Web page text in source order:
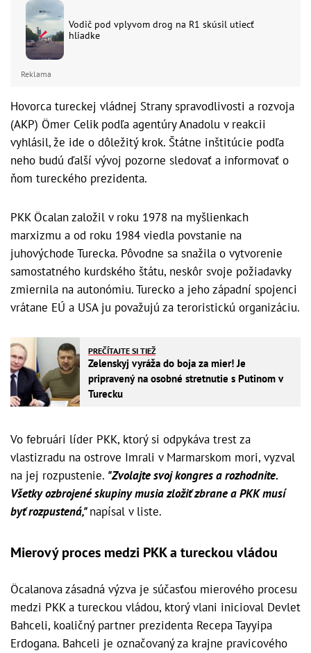
Vodič pod vplyvom drog na R1 skúsil utiecť
hliadke
Reklama
Hovorca tureckej vládnej Strany spravodlivosti a rozvoja
(AKP) Ömer Celik podľa agentúry Anadolu v reakcii
vyhlásil, že ide o dôležitý krok. Štátne inštitúcie podľa
neho budú ďalší vývoj pozorne sledovať a informovať o
ňom tureckého prezidenta.
PKK Öcalan založil v roku 1978 na myšlienkach
marxizmu a od roku 1984 viedla povstanie na
juhovýchode Turecka. Pôvodne sa snažila o vytvorenie
samostatného kurdského štátu, neskôr svoje požiadavky
zmiernila na autonómiu. Turecko a jeho západní spojenci
vrátane EÚ a USA ju považujú za teroristickú organizáciu.
PREČÍTAJTE SI TIEŽ
Zelenskyj vyráža do boja za mier! Je
pripravený na osobné stretnutie s Putinom v
Turecku
Vo februári líder PKK, ktorý si odpykáva trest za
vlastizradu na ostrove Imrali v Marmarskom mori, vyzval
na jej rozpustenie. "Zvolajte svoj kongres a rozhodnite.
Všetky ozbrojené skupiny musia zložiť zbrane a PKK musí
byť rozpustená,"napísal v liste.
Mierový proces medzi PKK a tureckou vládou
Öcalanova zásadná výzva je súčasťou mierového procesu
medzi PKK a tureckou vládou, ktorý vlani inicioval Devlet
Bahceli, koaličný partner prezidenta Recepa Tayyipa
Erdogana. Bahceli je označovaný za krajne pravicového